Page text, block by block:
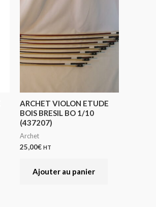
ARCHET VIOLON ETUDE
BOIS BRESIL BO 1/10
(437207)
Archet
25,00€ HT
Ajouter au panier